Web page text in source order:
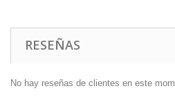
RESEÑAS
No hay reseñas de clientes en este